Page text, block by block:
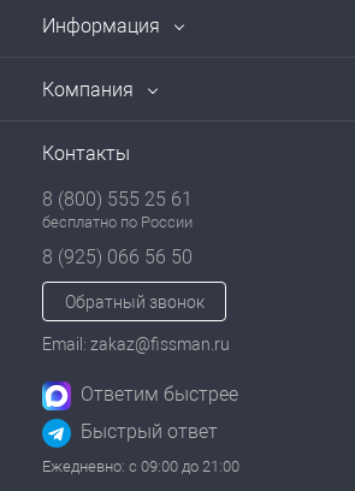
Информация
Компания
Контакты
8 (800) 555 25 61
бесплатно по России
8 (925) 066 56 50
Обратный звонок
Email: zakaz@fissman.ru
Ответим быстрее
Быстрый ответ
Ежедневно: с 09:00 до 21:00